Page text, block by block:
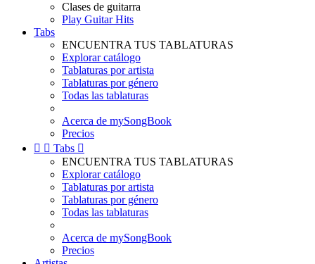
Clases de guitarra
Play Guitar Hits
Tabs
ENCUENTRA TUS TABLATURAS
Explorar catálogo
Tablaturas por artista
Tablaturas por género
Todas las tablaturas
Acerca de mySongBook
Precios
  Tabs 
ENCUENTRA TUS TABLATURAS
Explorar catálogo
Tablaturas por artista
Tablaturas por género
Todas las tablaturas
Acerca de mySongBook
Precios